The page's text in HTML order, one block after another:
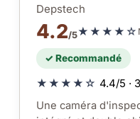
Depstech
4.2/5★★★★☆
✓ Recommandé
★★★★☆ 4.4/5 ·
Une caméra